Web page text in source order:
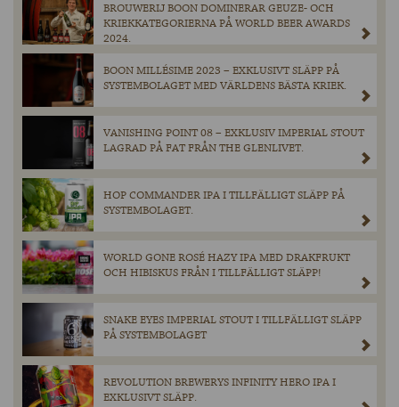
BROUWERIJ BOON DOMINERAR GEUZE- OCH
KRIEKKATEGORIERNA PÅ WORLD BEER AWARDS
2024.
BOON MILLÉSIME 2023 – EXKLUSIVT SLÄPP PÅ
SYSTEMBOLAGET MED VÄRLDENS BÄSTA KRIEK.
VANISHING POINT 08 – EXKLUSIV IMPERIAL STOUT
LAGRAD PÅ FAT FRÅN THE GLENLIVET.
HOP COMMANDER IPA I TILLFÄLLIGT SLÄPP PÅ
SYSTEMBOLAGET.
WORLD GONE ROSÉ HAZY IPA MED DRAKFRUKT
OCH HIBISKUS FRÅN I TILLFÄLLIGT SLÄPP!
SNAKE EYES IMPERIAL STOUT I TILLFÄLLIGT SLÄPP
PÅ SYSTEMBOLAGET
REVOLUTION BREWERYS INFINITY HERO IPA I
EXKLUSIVT SLÄPP.